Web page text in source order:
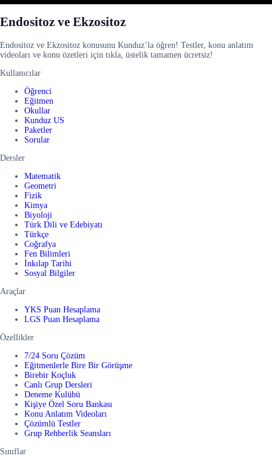
Endositoz ve Ekzositoz
Endositoz ve Ekzositoz konusunu Kunduz’la öğren! Testler, konu anlatım
videoları ve konu özetleri için tıkla, üstelik tamamen ücretsiz!
Kullanıcılar
Öğrenci
Eğitmen
Okullar
Kunduz US
Paketler
Sorular
Dersler
Matematik
Geometri
Fizik
Kimya
Biyoloji
Türk Dili ve Edebiyatı
Türkçe
Coğrafya
Fen Bilimleri
İnkılap Tarihi
Sosyal Bilgiler
Araçlar
YKS Puan Hesaplama
LGS Puan Hesaplama
Özellikler
7/24 Soru Çözüm
Eğitmenlerle Bire Bir Görüşme
Birebir Koçluk
Canlı Grup Dersleri
Deneme Kulübü
Kişiye Özel Soru Bankası
Konu Anlatım Videoları
Çözümlü Testler
Grup Rehberlik Seansları
Sınıflar